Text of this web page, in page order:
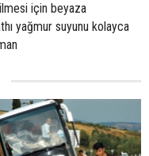
için beyaza
yağmur suyunu kolayca